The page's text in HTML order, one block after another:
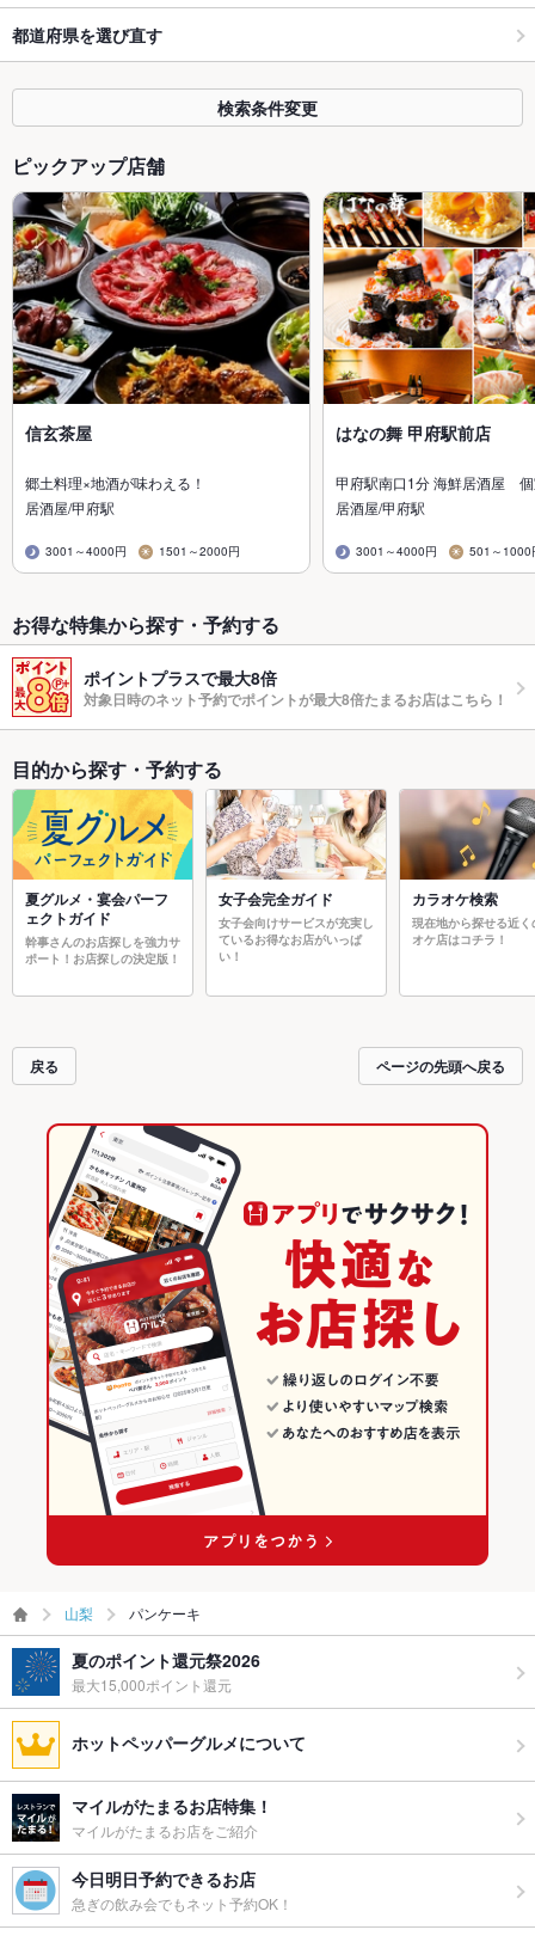
都道府県を選び直す
検索条件変更
ピックアップ店舗
信玄茶屋
郷土料理×地酒が味わえる！
居酒屋/甲府駅
3001～4000円 1501～2000円
はなの舞 甲府駅前店
甲府駅南口1分 海鮮居酒屋
居酒屋/甲府駅
3001～4000円 501～1000
お得な特集から探す・予約する
ポイントプラスで最大8倍
対象日時のネット予約でポイントが最大8倍たまるお店はこちら！
目的から探す・予約する
夏グルメ・宴会パーフ
ェクトガイド
幹事さんのお店探しを強力サ
ポート！お店探しの決定版！
女子会完全ガイド
女子会向けサービスが充実し
ているお得なお店がいっぱ
い！
カラオケ検索
現在地から探せる近く
オケ店はコチラ！
戻る ページの先頭へ戻る
山梨 パンケーキ
夏のポイント還元祭2026
最大15,000ポイント還元
ホットペッパーグルメについて
マイルがたまるお店特集！
マイルがたまるお店をご紹介
今日明日予約できるお店
急ぎの飲み会でもネット予約OK！